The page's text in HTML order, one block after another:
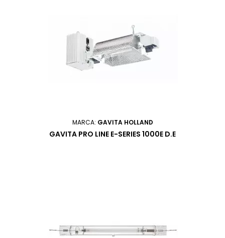
MARCA: GAVITA HOLLAND
GAVITA PRO LINE E-SERIES 1000E D.E